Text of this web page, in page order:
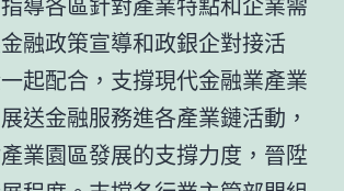
融政策宣導和政銀企對接活
起配合，支撐現代金融業產業
送金融服務進各產業鏈活動，
業園區發展的支撐力度，晉陞